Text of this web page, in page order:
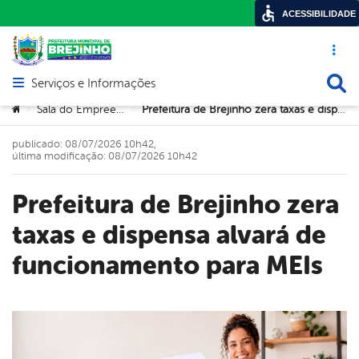
Acesso
Abrir menu principal de navegação
Serviços e Informações
Você está aqui:
> Sala do Empreendedor > Prefeitura de Brejinho zera taxas e dispensa alvará de funcionamento para MEIs
Prefeitura de Brejinho zera
taxas e dispensa alvará de
funcionamento para MEIs
publicado: 08/07/2026 10h42,
última modificação: 08/07/2026 10h42
ACESSIBILIDADE